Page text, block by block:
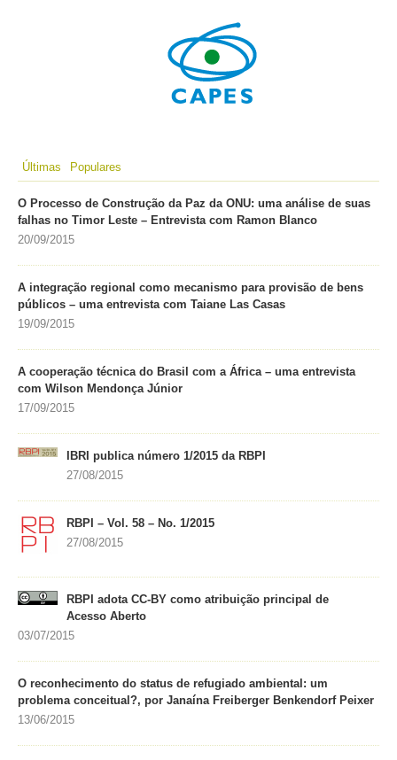
Últimas Populares
O Processo de Construção da Paz da ONU: uma análise de suas
falhas no Timor Leste – Entrevista com Ramon Blanco
20/09/2015
A integração regional como mecanismo para provisão de bens
públicos – uma entrevista com Taiane Las Casas
19/09/2015
A cooperação técnica do Brasil com a África – uma entrevista
com Wilson Mendonça Júnior
17/09/2015
IBRI publica número 1/2015 da RBPI
27/08/2015
RBPI – Vol. 58 – No. 1/2015
27/08/2015
RBPI adota CC-BY como atribuição principal de
Acesso Aberto
03/07/2015
O reconhecimento do status de refugiado ambiental: um
problema conceitual?, por Janaína Freiberger Benkendorf Peixer
13/06/2015